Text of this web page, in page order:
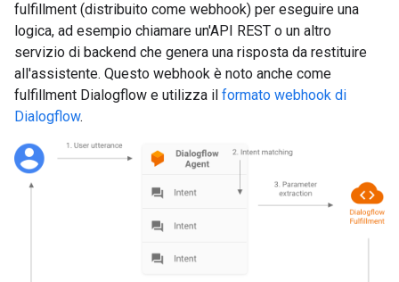
fulfillment (distribuito come webhook) per eseguire una
logica, ad esempio chiamare un'API REST o un altro
servizio di backend che genera una risposta da restituire
all'assistente. Questo webhook è noto anche come
fulfillment Dialogflow e utilizza il formato webhook di
Dialogflow.